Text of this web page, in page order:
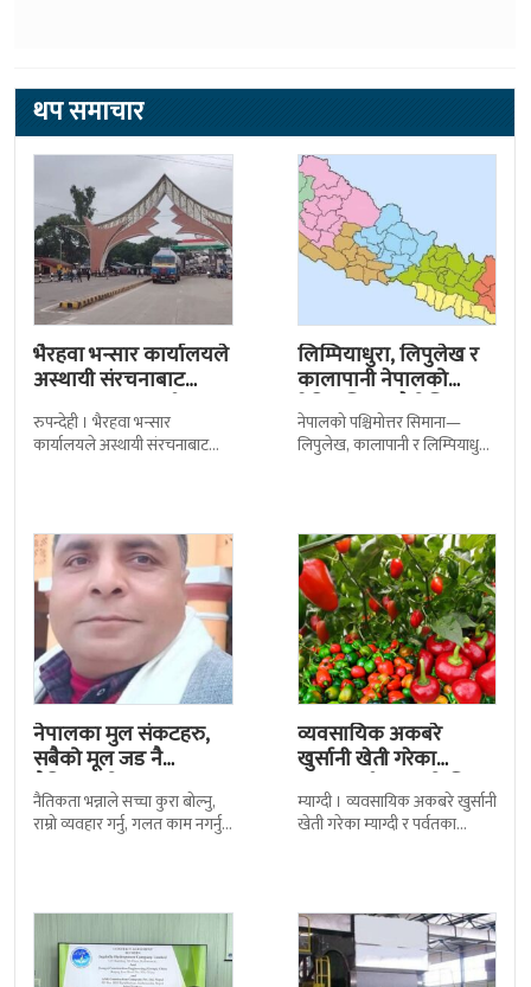
थप समाचार
भैरहवा भन्सार कार्यालयले
अस्थायी संरचनाबाट
अत्यावश्यक सामाग्री
ल्याउदै
रुपन्देही । भैरहवा भन्सार
कार्यालयले अस्थायी संरचनाबाट
लिम्पियाधुरा, लिपुलेख र
कालापानी नेपालको
ऐतिहासिक, भौगोलिक र
कानुनी अधिकारमा…
नेपालको पश्चिमोत्तर सिमाना—
लिपुलेख, कालापानी र लिम्पियाधुरा
संस्कृति र
नेपालका मुल संकटहरु,
सबैको मूल जड नै
नैतिकताको अभाव
नैतिकता भन्नाले सच्चा कुरा बोल्नु,
राम्रो व्यवहार गर्नु, गलत काम नगर्नु,
व्यवसायिक अकबरे
खुर्सानी खेती गरेका
कृषकलाई बजारको चिन्ता
म्याग्दी । व्यवसायिक अकबरे खुर्सानी
खेती गरेका म्याग्दी र पर्वतका